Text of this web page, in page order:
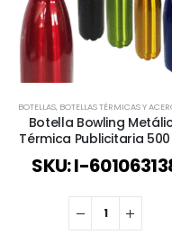
BOTELLAS, BOTELLAS TÉRMICAS Y ACERO
Botella Bowling
Térmica Publicitaria
SKU: I-